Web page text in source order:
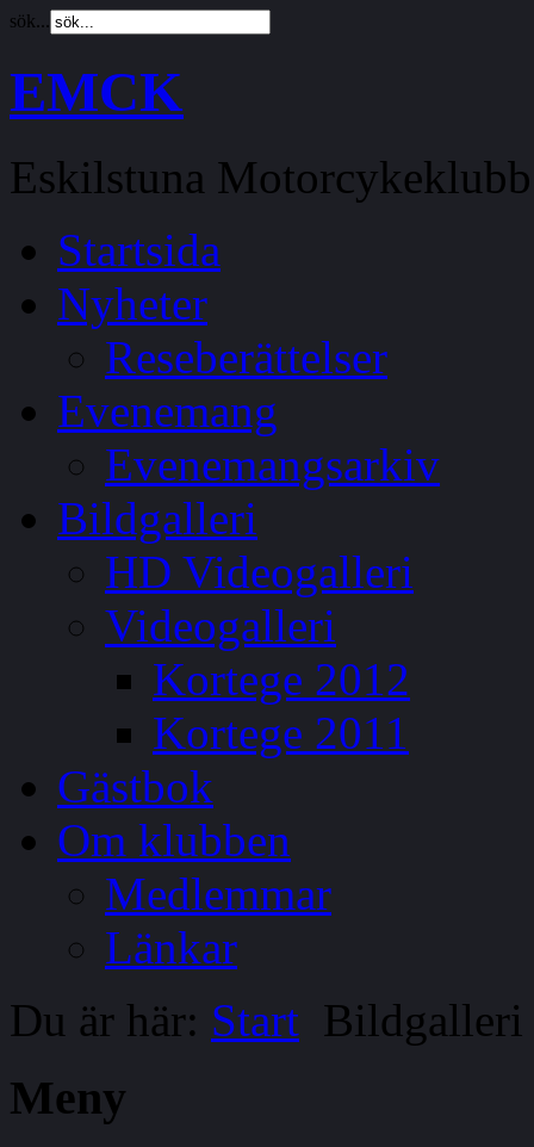
sök...
EMCK
Eskilstuna Motorcykeklubb
Startsida
Nyheter
Reseberättelser
Evenemang
Evenemangsarkiv
Bildgalleri
HD Videogalleri
Videogalleri
Kortege 2012
Kortege 2011
Gästbok
Om klubben
Medlemmar
Länkar
Du är här: Start Bildgalleri
Meny